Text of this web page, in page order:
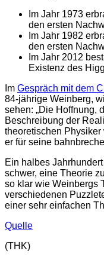
Im Jahr 1973
den ersten
Im Jahr 1982
den ersten
Im Jahr 2012
Existenz des
Im Gespräch mit dem
84-jährige Weinberg,
sehen: „Die Hoffnung,
Beschreibung der
theoretischen Physiker
er für seine
Ein halbes
schwer, eine Theorie
so klar wie Weinbergs
verschiedenen
einer sehr einfachen
Quelle
(THK)